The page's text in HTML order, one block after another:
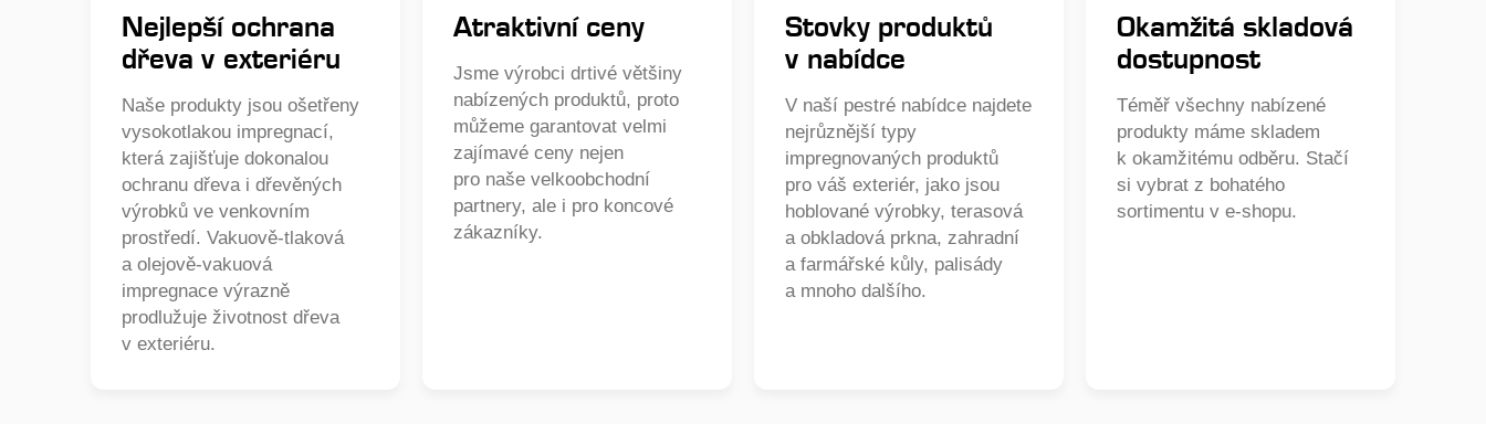
Nejlepší ochrana
dřeva v exteriéru
Naše produkty jsou ošetřeny
vysokotlakou impregnací,
která zajišťuje dokonalou
ochranu dřeva i dřevěných
výrobků ve venkovním
prostředí. Vakuově-tlaková
a olejově-vakuová
impregnace výrazně
prodlužuje životnost dřeva
v exteriéru.
Atraktivní ceny
Jsme výrobci drtivé většiny
nabízených produktů, proto
můžeme garantovat velmi
zajímavé ceny nejen
pro naše velkoobchodní
partnery, ale i pro koncové
zákazníky.
Stovky produktů
v nabídce
V naší pestré nabídce najdete
nejrůznější typy
impregnovaných produktů
pro váš exteriér, jako jsou
hoblované výrobky, terasová
a obkladová prkna, zahradní
a farmářské kůly, palisády
a mnoho dalšího.
Okamžitá skladová
dostupnost
Téměř všechny nabízené
produkty máme skladem
k okamžitému odběru. Stačí
si vybrat z bohatého
sortimentu v e-shopu.